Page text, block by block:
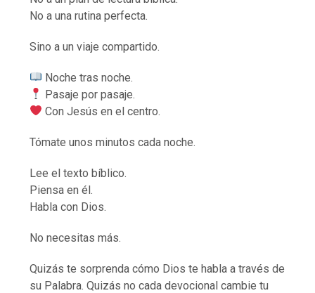
No a una rutina perfecta.
Sino a un viaje compartido.
Noche tras noche.
Pasaje por pasaje.
Con Jesús en el centro.
Tómate unos minutos cada noche.
Lee el texto bíblico.
Piensa en él.
Habla con Dios.
No necesitas más.
Quizás te sorprenda cómo Dios te habla a través de
su Palabra. Quizás no cada devocional cambie tu